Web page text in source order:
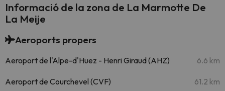
Informació de la zona de La Marmotte De
La Meije
Aeroports propers
Aeroport de l'Alpe-d'Huez - Henri Giraud (AHZ) 6.6 km
Aeroport de Courchevel (CVF) 61.2 km